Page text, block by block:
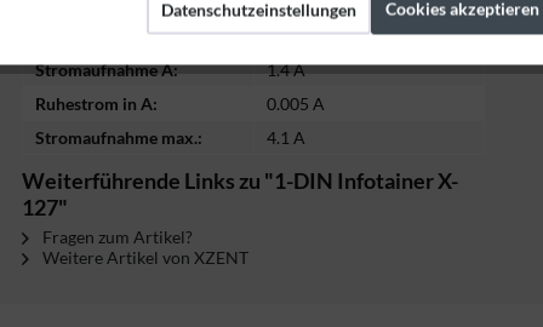
Spannung in V:
12 V
Stromaufnahme A:
1.4 A
Ruhestrom in A:
0.005 A
Stromaufnahme max.:
4.1 A
Weiterführende Links zu "1-DIN Infotainer X-
127"
Fragen zum Artikel?
Weitere Artikel von XZENT
Datenschutzeinstellungen Cookies akzeptieren